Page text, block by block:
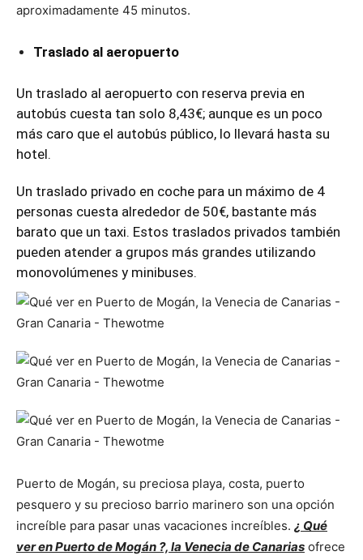
aproximadamente 45 minutos.
Traslado al aeropuerto
Un traslado al aeropuerto con reserva previa en
autobús cuesta tan solo 8,43€; aunque es un poco
más caro que el autobús público, lo llevará hasta su
hotel.
Un traslado privado en coche para un máximo de 4
personas cuesta alrededor de 50€, bastante más
barato que un taxi. Estos traslados privados también
pueden atender a grupos más grandes utilizando
monovolúmenes y minibuses.
Puerto de Mogán, su preciosa playa, costa, puerto
pesquero y su precioso barrio marinero son una opción
increíble para pasar unas vacaciones increíbles. ¿ Qué
ver en Puerto de Mogán ?, la Venecia de Canarias ofrece